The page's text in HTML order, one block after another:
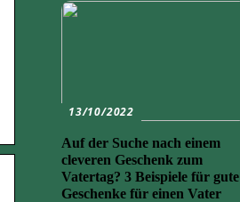
13/10/2022
Auf der Suche nach einem
cleveren Geschenk zum
Vatertag? 3 Beispiele für gute
Geschenke für einen Vater